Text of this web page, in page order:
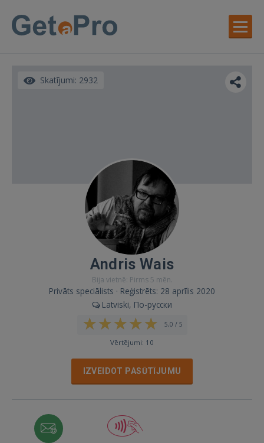
Skatījumi: 2932
Andris Wais
Bija vietnē: Pirms 5 mēn.
Privāts speciālists · Reģistrēts: 28 aprīlis 2020
Latviski, По-русски
5,0 / 5
Vērtējumi: 10
IZVEIDOT PASŪTĪJUMU